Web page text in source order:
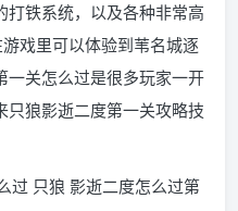
铁系统，以及各种非常高
戏里可以体验到苇名城逐
一关怎么过是很多玩家一开
狼影逝二度第一关攻略技